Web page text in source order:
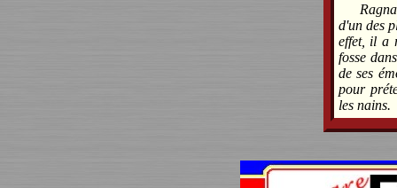
d'un des
effet, il a
fosse
de ses
pour
les nains.